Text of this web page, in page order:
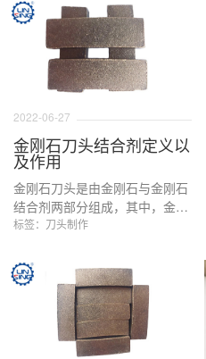
2022-06-27
金刚石刀头结合剂定义以
及作用
金刚石刀头是由金刚石与金刚石
结合剂两部分组成，其中，金刚
石主要起到切磨硬质材料的作
刚石粉末的作用。两者结合可以
制造出各式各样不同软度，不同
切割性能的金刚石刀头产品。
标签：刀头制作